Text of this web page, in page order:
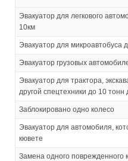
Эвакуатор для легкового
10км
Эвакуатор для микроавтобуса
Эвакуатор грузовых
Эвакуатор для трактора,
другой спецтехники до 10 тонн
Заблокировано одно колесо
Эвакуатор для автомобиля,
кювете
Замена одного поврежденного